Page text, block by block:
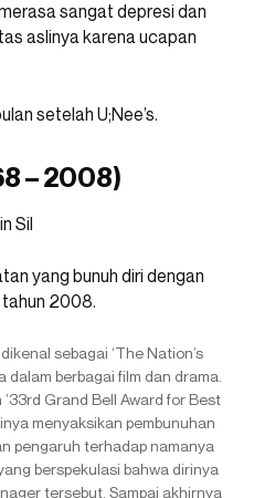
sangat depresi dan
aslinya karena ucapan
setelah U;Nee’s.
– 2008)
yang bunuh diri dengan
2008.
sebagai ‘The Nation’s
berbagai film dan drama.
Grand Bell Award for Best
menyaksikan pembunuhan
pengaruh terhadap namanya
berspekulasi bahwa dirinya
tersebut. Sampai akhirnya